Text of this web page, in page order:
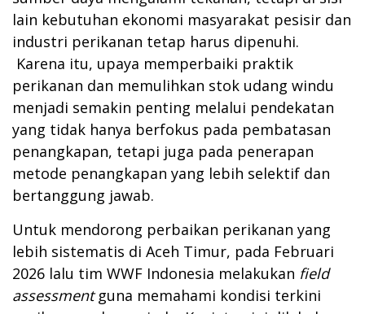
lain kebutuhan ekonomi masyarakat pesisir dan
industri perikanan tetap harus dipenuhi.
Karena itu, upaya memperbaiki praktik
perikanan dan memulihkan stok udang windu
menjadi semakin penting melalui pendekatan
yang tidak hanya berfokus pada pembatasan
penangkapan, tetapi juga pada penerapan
metode penangkapan yang lebih selektif dan
bertanggung jawab.
Untuk mendorong perbaikan perikanan yang
lebih sistematis di Aceh Timur, pada Februari
2026 lalu tim WWF Indonesia melakukan field
assessmentguna memahami kondisi terkini